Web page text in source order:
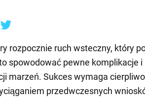
rozpocznie ruch wsteczny, który
spowodować pewne komplikacje i
marzeń. Sukces wymaga
przedwczesnych